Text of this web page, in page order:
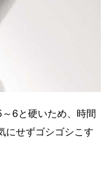
6と硬いため、時間
にせずゴシゴシこす